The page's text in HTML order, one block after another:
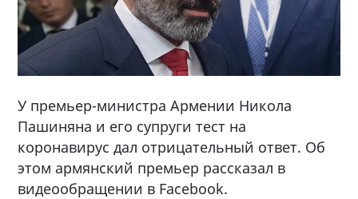
У премьер-министра Армении Никола
Пашиняна и его супруги тест на
коронавирус дал отрицательный ответ. Об
этом армянский премьер рассказал в
видеообращении в Facebook.